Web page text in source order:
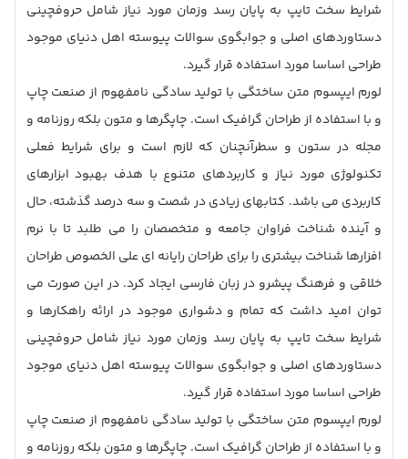
شرایط سخت تایپ به پایان رسد وزمان مورد نیاز شامل حروفچینی
دستاوردهای اصلی و جوابگوی سوالات پیوسته اهل دنیای موجود
طراحی اساسا مورد استفاده قرار گیرد.
لورم ایپسوم متن ساختگی با تولید سادگی نامفهوم از صنعت چاپ
و با استفاده از طراحان گرافیک است. چاپگرها و متون بلکه روزنامه و
مجله در ستون و سطرآنچنان که لازم است و برای شرایط فعلی
تکنولوژی مورد نیاز و کاربردهای متنوع با هدف بهبود ابزارهای
کاربردی می باشد. کتابهای زیادی در شصت و سه درصد گذشته، حال
و آینده شناخت فراوان جامعه و متخصصان را می طلبد تا با نرم
افزارها شناخت بیشتری را برای طراحان رایانه ای علی الخصوص طراحان
خلاقی و فرهنگ پیشرو در زبان فارسی ایجاد کرد. در این صورت می
توان امید داشت که تمام و دشواری موجود در ارائه راهکارها و
شرایط سخت تایپ به پایان رسد وزمان مورد نیاز شامل حروفچینی
دستاوردهای اصلی و جوابگوی سوالات پیوسته اهل دنیای موجود
طراحی اساسا مورد استفاده قرار گیرد.
لورم ایپسوم متن ساختگی با تولید سادگی نامفهوم از صنعت چاپ
و با استفاده از طراحان گرافیک است. چاپگرها و متون بلکه روزنامه و